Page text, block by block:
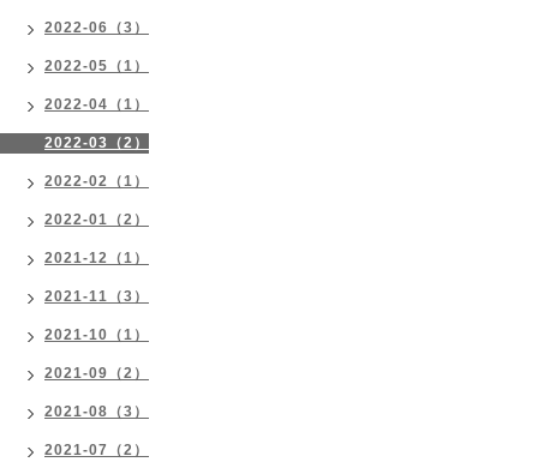
2022-06（3）
2022-05（1）
2022-04（1）
2022-03（2）
2022-02（1）
2022-01（2）
2021-12（1）
2021-11（3）
2021-10（1）
2021-09（2）
2021-08（3）
2021-07（2）